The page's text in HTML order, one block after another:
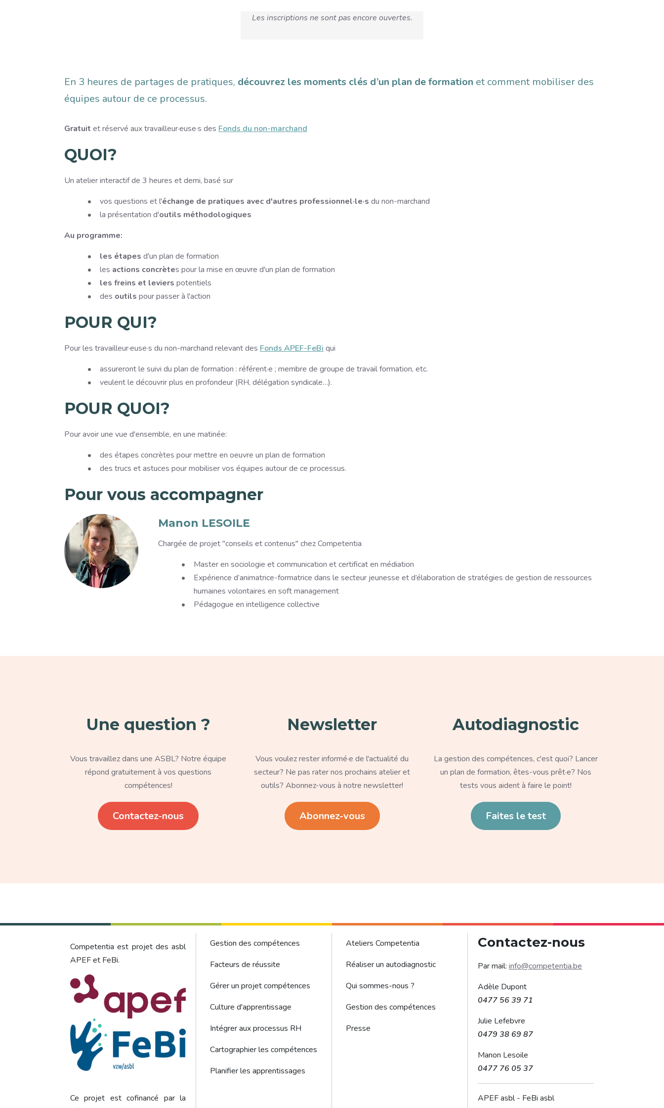
Les inscriptions ne sont pas encore ouvertes.
Description
En 3 heures de partages de pratiques, découvrez les moments clés d’un plan de formation et comment mobiliser des
équipes autour de ce processus.
Gratuit et réservé aux travailleur·euse·s des Fonds du non-marchand
QUOI?
Un atelier interactif de 3 heures et demi, basé sur
vos questions et l'échange de pratiques avec d'autres professionnel·le·s du non-marchand
la présentation d'outils méthodologiques
Au programme:
les étapes d'un plan de formation
les actions concrètes pour la mise en œuvre d'un plan de formation
les freins et leviers potentiels
des outils pour passer à l'action
POUR QUI?
Pour les travailleur·euse·s du non-marchand relevant des Fonds APEF-FeBi qui
assureront le suivi du plan de formation : référent·e ; membre de groupe de travail formation, etc.
veulent le découvrir plus en profondeur (RH, délégation syndicale…).
POUR QUOI?
Pour avoir une vue d'ensemble, en une matinée:
des étapes concrètes pour mettre en oeuvre un plan de formation
des trucs et astuces pour mobiliser vos équipes autour de ce processus.
Pour vous accompagner
Accompagnants
Image Manon LESOILE
Description
Chargée de projet "conseils et contenus" chez Competentia
Master en sociologie et communication et certificat en médiation
Expérience d’animatrice-formatrice dans le secteur jeunesse et d’élaboration de stratégies de gestion de ressources
humaines volontaires en soft management
Pédagogue en intelligence collective
Une question ?
Vous travaillez dans une ASBL? Notre équipe
répond gratuitement à vos questions
compétences!
Contactez-nous
Newsletter
Vous voulez rester informé·e de l'actualité du
secteur? Ne pas rater nos prochains atelier et
outils? Abonnez-vous à notre newsletter!
Abonnez-vous
Autodiagnostic
La gestion des compétences, c'est quoi? Lancer
un plan de formation, êtes-vous prêt·e? Nos
tests vous aident à faire le point!
Faites le test
Competentia est projet des asbl
APEF et FeBi.
Ce projet est cofinancé par la
Footer - Gestion des compétences sous menu
Gestion des compétences
Facteurs de réussite
Gérer un projet compétences
Culture d'apprentissage
Intégrer aux processus RH
Cartographier les compétences
Planifier les apprentissages
Footer Menu
Ateliers Competentia
Réaliser un autodiagnostic
Qui sommes-nous ?
Gestion des compétences
Presse
Contactez-nous
Par mail: info@competentia.be
Adèle Dupont
0477 56 39 71
Julie Lefebvre
0479 38 69 87
Manon Lesoile
0477 76 05 37
APEF asbl - FeBi asbl